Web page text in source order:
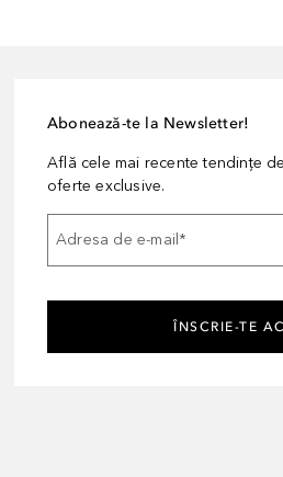
Abonează-te la Newsletter!
Află cele mai recente tendințe
oferte exclusive.
Adresa de e-mail*
ÎNSCRIE-TE